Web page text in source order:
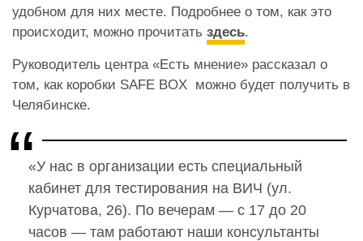
удобном для них месте. Подробнее о том, как это
происходит, можно прочитать здесь.
Руководитель центра «Есть мнение» рассказал о
том, как коробки SAFE BOX можно будет получить в
Челябинске.
«У нас в организации есть специальный
кабинет для тестирования на ВИЧ (ул.
Курчатова, 26). По вечерам — с 17 до 20
часов — там работают наши консультанты